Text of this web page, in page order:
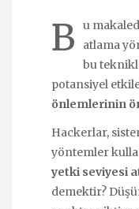
B
u
atlama
bu
potansiyel
önlemlerinin
Hackerlar,
yöntemler
yetki seviyesi
demektir?